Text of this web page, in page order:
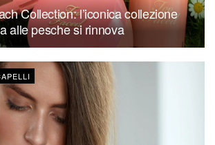
Collection: l’iconica collezione
alle pesche si rinnova